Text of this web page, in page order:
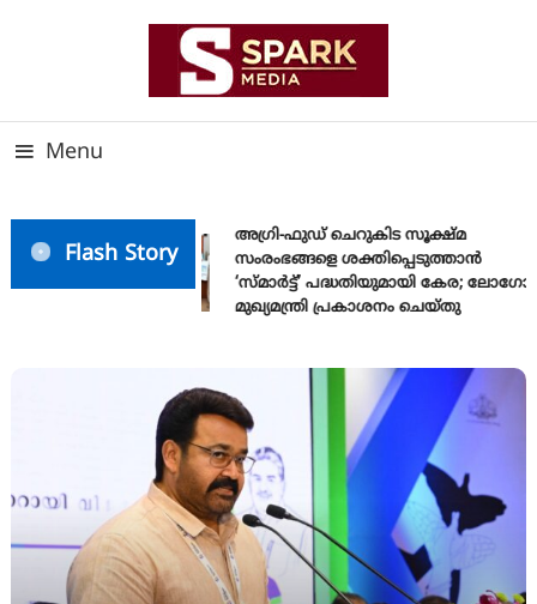
Menu
Flash Story
അഗ്രി-ഫുഡ് ചെറുകിട സൂക്ഷ്മ
സംരംഭങ്ങളെ ശക്തിപ്പെടുത്താന്‍
‘സ്മാര്‍ട്ട്’ പദ്ധതിയുമായി കേര; ലോഗോ
മുഖ്യമന്ത്രി പ്രകാശനം ചെയ്തു